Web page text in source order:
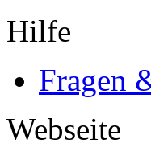
Hilfe
Fragen
Webseite